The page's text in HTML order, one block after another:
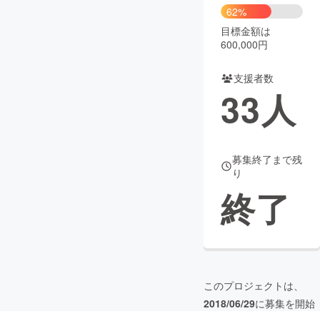
CAMPFIRE Creation
コミュニティ
62%
目標金額は
600,000円
支援者数
33人
募集終了まで残
り
終了
このプロジェクトは、
2018/06/29に募集を開始